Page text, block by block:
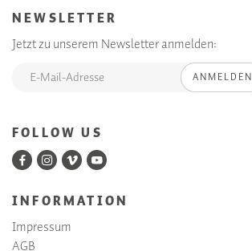
NEWSLETTER
Jetzt zu unserem Newsletter anmelden:
ANMELDEN
FOLLOW US
INFORMATION
Impressum
AGB